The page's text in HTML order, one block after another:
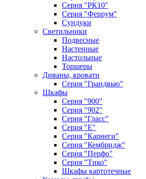
Серия "РК10"
Серия "Феррум"
Сундуки
Светильники
Подвесные
Настенные
Настольные
Торшеры
Диваны, кровати
Серия "Грандвью"
Шкафы
Серия "900"
Серия "902"
Серия "Гласс"
Серия "Е"
Серия "Карнеги"
Серия "Кембридж"
Серия "Перфо"
Серия "Тико"
Шкафы картотечные